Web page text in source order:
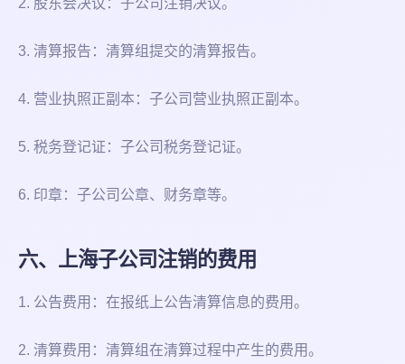
3. 清算报告：清算组提交的清算报告。
4. 营业执照正副本：子公司营业执照正副本。
5. 税务登记证：子公司税务登记证。
6. 印章：子公司公章、财务章等。
六、上海子公司注销的费用
1. 公告费用：在报纸上公告清算信息的费用。
2. 清算费用：清算组在清算过程中产生的费用。